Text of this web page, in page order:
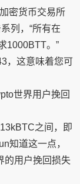
密货币交易所
列，“所有在
1000BTT。”
，这意味着您可
世界用户挽回
之间，即
知道这一点，
的用户挽回损失